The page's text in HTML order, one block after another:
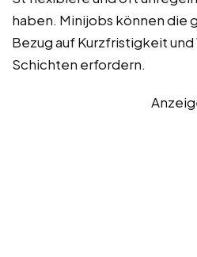
haben. Minijobs können die
Bezug auf Kurzfristigkeit
Schichten erfordern.